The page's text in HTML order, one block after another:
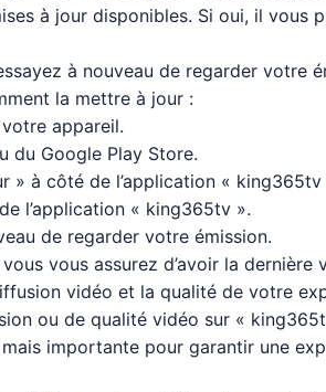
à jour disponibles. Si oui, il vous
à nouveau de regarder votre
la mettre à jour :
appareil.
du Google Play Store.
» à côté de l’application « king365tv
l’application « king365tv ».
de regarder votre émission.
vous assurez d’avoir la
vidéo et la qualité de votre
ou de qualité vidéo sur «
importante pour garantir une